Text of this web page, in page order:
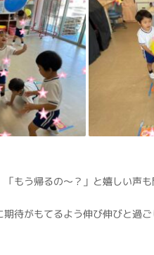
「もう帰るの～？」と嬉しい声
待がもてるよう伸び伸びと過ご